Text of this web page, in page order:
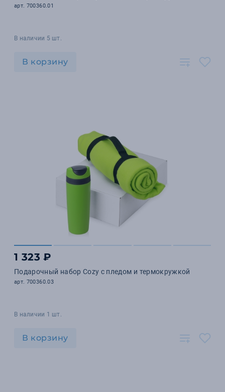
арт. 700360.01
В наличии 5 шт.
В корзину
1 323 ₽
Подарочный набор Cozy с пледом и термокружкой
арт. 700360.03
В наличии 1 шт.
В корзину